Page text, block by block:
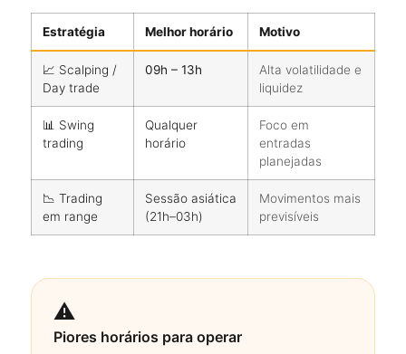
Estratégia Melhor horário Motivo
📈 Scalping /
Day trade
09h – 13h
Alta volatilidade e
liquidez
📊 Swing
trading
Qualquer
horário
Foco em
entradas
planejadas
📉 Trading
em range
Sessão asiática
(21h–03h)
Movimentos mais
previsíveis
⚠️
Piores horários para operar